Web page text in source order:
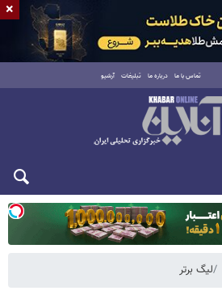
تماس با ما درباره ما تبلیغات آرشیو
لیگ برتر
×